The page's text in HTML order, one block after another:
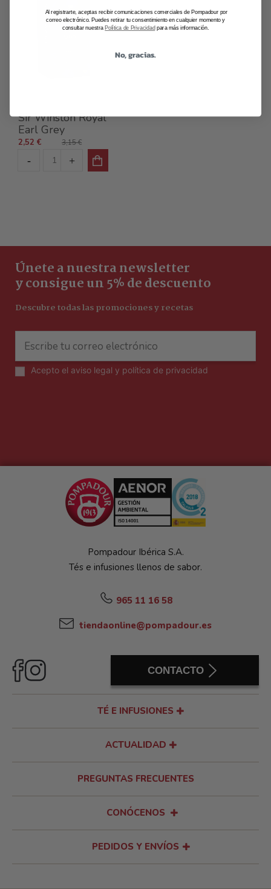
Sir Winston Royal
Earl Grey
2,52 € 3,15 €
Únete a nuestra newsletter
y consigue un 5% de descuento
Descubre todas las promociones y recetas
Acepto el aviso legal y política de privacidad
Pompadour Ibérica S.A.
Tés e infusiones llenos de sabor.
965 11 16 58
tiendaonline@pompadour.es
CONTACTO
TÉ E INFUSIONES
ACTUALIDAD
PREGUNTAS FRECUENTES
CONÓCENOS
PEDIDOS Y ENVÍOS
Al registrarte, aceptas recibir comunicaciones comerciales de Pompadour por
correo electrónico. Puedes retirar tu consentimiento en cualquier momento y
consultar nuestra Política de Privacidad para más información.
No, gracias.